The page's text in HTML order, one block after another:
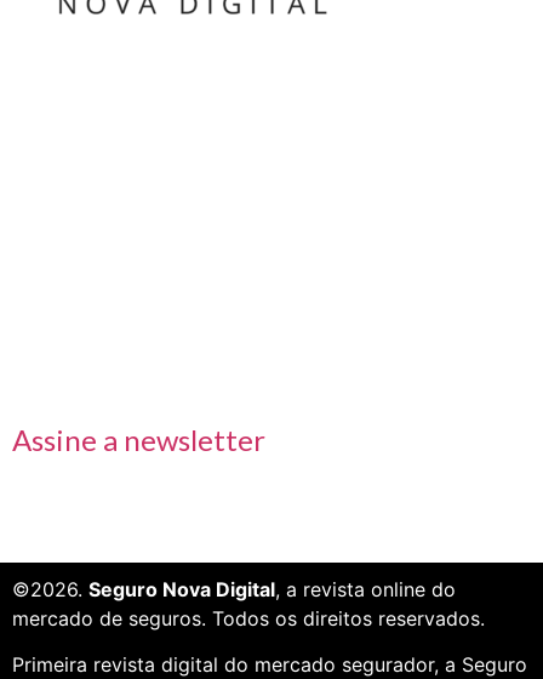
Assine a newsletter
©2026. Seguro Nova Digital, a revista online do
mercado de seguros. Todos os direitos reservados.
Primeira revista digital do mercado segurador, a Seguro